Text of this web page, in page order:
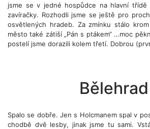
jsme se v jedné hospůdce na hlavní
zavíračky. Rozhodli jsme se ještě pro
osvětlených hradeb. Za zmínku stálo
město také zátiší „Pán s ptákem“ …moc
postelí jsme dorazili kolem třetí. Dobrou
Bělehrad
Spalo se dobře. Jen s Holcmanem spal v
chodbě dvě lesby, jinak jsme tu sami.